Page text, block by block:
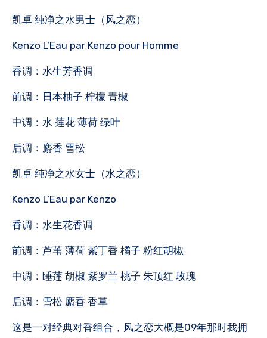
凯卓 纯净之水男士（风之恋）
Kenzo L’Eau par Kenzo pour Homme
香调：水生芳香调
前调：日本柚子 柠檬 青椒
中调：水 莲花 薄荷 绿叶
后调：麝香 雪松
凯卓 纯净之水女士（水之恋）
Kenzo L’Eau par Kenzo
香调：水生花香调
前调：芦苇 薄荷 紫丁香 橘子 粉红胡椒
中调：睡莲 胡椒 紫罗兰 桃子 朱顶红 玫瑰
后调：雪松 麝香 香草
这是一对经典对香组合，风之恋大概是09年那时我拥